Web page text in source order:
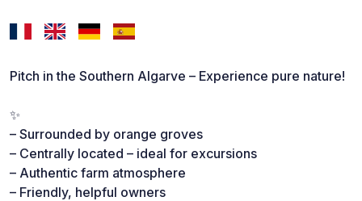
Pitch in the Southern Algarve – Experience pure nature!
✨
– Surrounded by orange groves
– Centrally located – ideal for excursions
– Authentic farm atmosphere
– Friendly, helpful owners